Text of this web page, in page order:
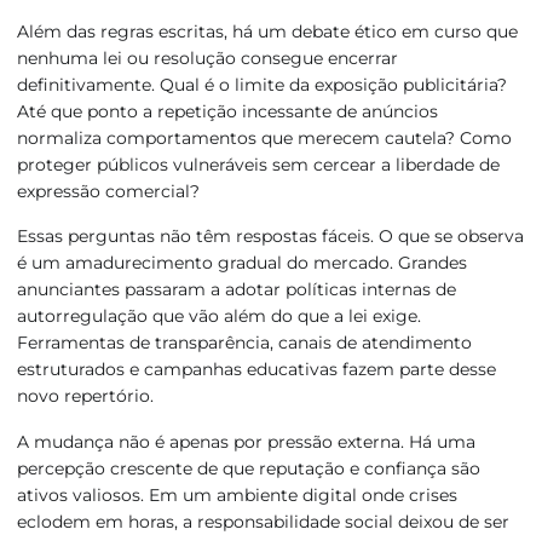
Além das regras escritas, há um debate ético em curso que
nenhuma lei ou resolução consegue encerrar
definitivamente. Qual é o limite da exposição publicitária?
Até que ponto a repetição incessante de anúncios
normaliza comportamentos que merecem cautela? Como
proteger públicos vulneráveis sem cercear a liberdade de
expressão comercial?
Essas perguntas não têm respostas fáceis. O que se observa
é um amadurecimento gradual do mercado. Grandes
anunciantes passaram a adotar políticas internas de
autorregulação que vão além do que a lei exige.
Ferramentas de transparência, canais de atendimento
estruturados e campanhas educativas fazem parte desse
novo repertório.
A mudança não é apenas por pressão externa. Há uma
percepção crescente de que reputação e confiança são
ativos valiosos. Em um ambiente digital onde crises
eclodem em horas, a responsabilidade social deixou de ser